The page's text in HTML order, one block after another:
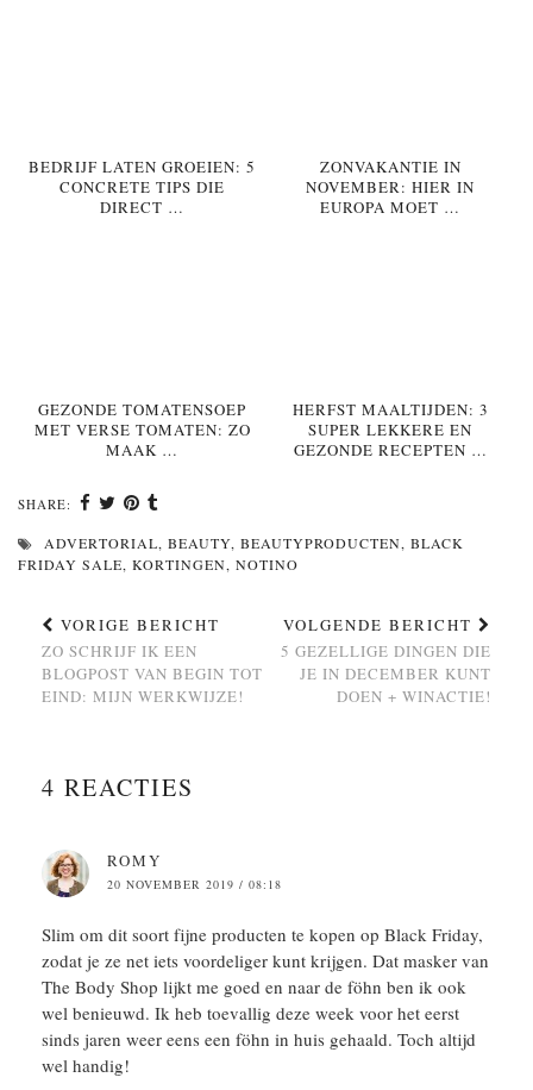
BEDRIJF LATEN GROEIEN: 5
CONCRETE TIPS DIE
DIRECT …
ZONVAKANTIE IN
NOVEMBER: HIER IN
EUROPA MOET …
GEZONDE TOMATENSOEP
MET VERSE TOMATEN: ZO
MAAK …
HERFST MAALTIJDEN: 3
SUPER LEKKERE EN
GEZONDE RECEPTEN …
SHARE:
ADVERTORIAL, BEAUTY, BEAUTYPRODUCTEN, BLACK
FRIDAY SALE, KORTINGEN, NOTINO
VORIGE BERICHT
ZO SCHRIJF IK EEN
BLOGPOST VAN BEGIN TOT
EIND: MIJN WERKWIJZE!
VOLGENDE BERICHT
5 GEZELLIGE DINGEN DIE
JE IN DECEMBER KUNT
DOEN + WINACTIE!
4 REACTIES
ROMY
20 NOVEMBER 2019 / 08:18
Slim om dit soort fijne producten te kopen op Black Friday,
zodat je ze net iets voordeliger kunt krijgen. Dat masker van
The Body Shop lijkt me goed en naar de föhn ben ik ook
wel benieuwd. Ik heb toevallig deze week voor het eerst
sinds jaren weer eens een föhn in huis gehaald. Toch altijd
wel handig!